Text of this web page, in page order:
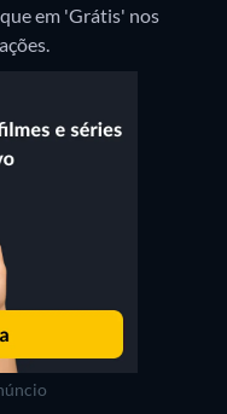
em 'Grátis' nos